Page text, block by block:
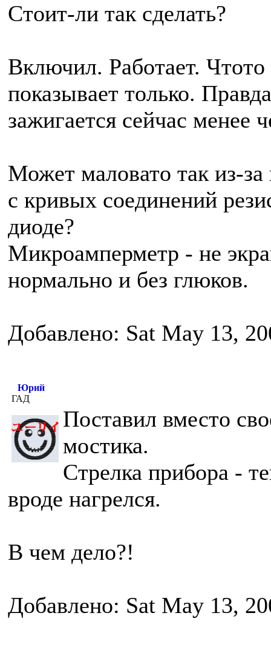
Стоит-ли так сделать?
Включил. Работает.
показывает только.
зажигается сейчас менее
Может маловато так из-
с кривых соединений
диоде?
Микроамперметр - не
нормально и без глюков.
Добавлено: Sat May 13,
Юрий
ГАД
Поставил вместо
мостика.
Стрелка прибора -
вроде нагрелся.
В чем дело?!
Добавлено: Sat May 13,